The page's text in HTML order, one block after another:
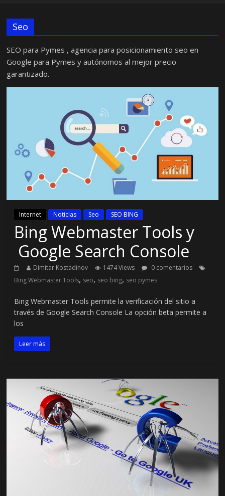
Seo
SEO para Pymes , agencia para posicionamiento seo en
Google para Pymes y autónomos al mejor precio
garantizado.
Internet Noticias Seo SEO BING
Bing Webmaster Tools y
Google Search Console
Dimitar Kostadinov 1474 Views
0 comentarios
Bing Webmaster Tools, seo, seo bing, seo pymes
Bing Webmaster Tools permite la verificación del sitio a
través de Google Search Console La opción beta permite a
los
Leer más